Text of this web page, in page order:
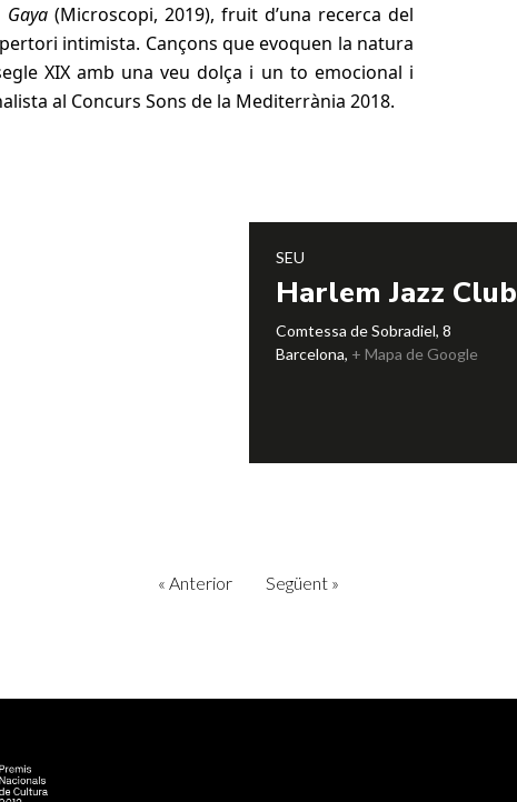
Gaya(Microscopi, 2019), fruit d’una recerca del
intimista. Cançons que evoquen la natura
XIX amb una veu dolça i un to emocional i
al Concurs Sons de la Mediterrània 2018.
SEU
Harlem Jazz Club
Comtessa de Sobradiel, 8
Barcelona, + Mapa de Google
« Anterior Següent »